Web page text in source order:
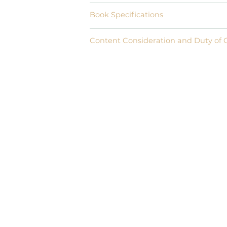
Book Specifications
Content Consideration and Duty of